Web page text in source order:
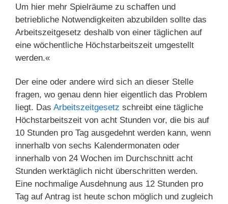
Um hier mehr Spielräume zu schaffen und
betriebliche Notwendigkeiten abzubilden sollte das
Arbeitszeitgesetz deshalb von einer täglichen auf
eine wöchentliche Höchstarbeitszeit umgestellt
werden.«
Der eine oder andere wird sich an dieser Stelle
fragen, wo genau denn hier eigentlich das Problem
liegt. Das Arbeitszeitgesetz schreibt eine tägliche
Höchstarbeitszeit von acht Stunden vor, die bis auf
10 Stunden pro Tag ausgedehnt werden kann, wenn
innerhalb von sechs Kalendermonaten oder
innerhalb von 24 Wochen im Durchschnitt acht
Stunden werktäglich nicht überschritten werden.
Eine nochmalige Ausdehnung aus 12 Stunden pro
Tag auf Antrag ist heute schon möglich und zugleich